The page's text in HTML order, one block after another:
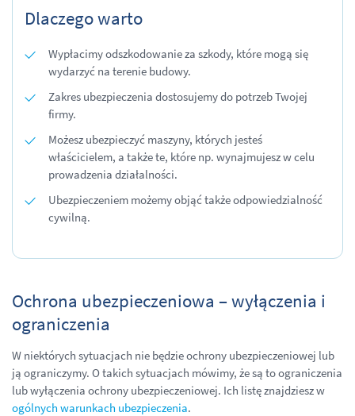
Dlaczego warto
Wypłacimy odszkodowanie za szkody, które mogą się
wydarzyć na terenie budowy.
Zakres ubezpieczenia dostosujemy do potrzeb Twojej
firmy.
Możesz ubezpieczyć maszyny, których jesteś
właścicielem, a także te, które np. wynajmujesz w celu
prowadzenia działalności.
Ubezpieczeniem możemy objąć także odpowiedzialność
cywilną.
Ochrona ubezpieczeniowa – wyłączenia i
ograniczenia
W niektórych sytuacjach nie będzie ochrony ubezpieczeniowej lub
ją ograniczymy. O takich sytuacjach mówimy, że są to ograniczenia
lub wyłączenia ochrony ubezpieczeniowej. Ich listę znajdziesz w
ogólnych warunkach ubezpieczenia.